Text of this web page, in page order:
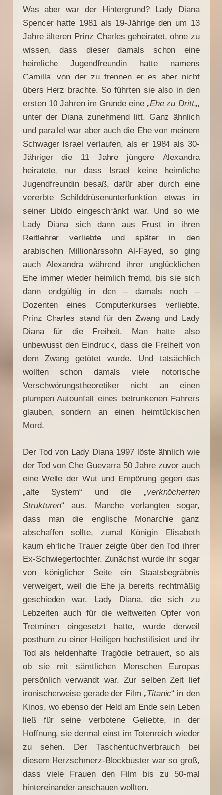
Was aber war der Hintergrund? Lady Diana
Spencer hatte 1981 als 19-Jährige den um 13
Jahre älteren Prinz Charles geheiratet, ohne zu
wissen, dass dieser damals schon eine
heimliche Jugendfreundin hatte namens
Camilla, von der zu trennen er es aber nicht
übers Herz brachte. So führten sie also in den
ersten 10 Jahren im Grunde eine „Ehe zu Dritt„,
unter der Diana zunehmend litt. Ganz ähnlich
und parallel war aber auch die Ehe von meinem
Schwager Israel verlaufen, als er 1984 als 30-
Jähriger die 11 Jahre jüngere Alexandra
heiratete, nur dass Israel keine heimliche
Jugendfreundin besaß, dafür aber durch eine
vererbte Schilddrüsenunterfunktion etwas in
seiner Libido eingeschränkt war. Und so wie
Lady Diana sich dann aus Frust in ihren
Reitlehrer verliebte und später in den
arabischen Millionärssohn Al-Fayed, so ging
auch Alexandra während ihrer unglücklichen
Ehe immer wieder heimlich fremd, bis sie sich
dann endgültig in den – damals noch –
Dozenten eines Computerkurses verliebte.
Prinz Charles stand für den Zwang und Lady
Diana für die Freiheit. Man hatte also
unbewusst den Eindruck, dass die Freiheit von
dem Zwang getötet wurde. Und tatsächlich
wollten schon damals viele notorische
Verschwörungstheoretiker nicht an einen
plumpen Autounfall eines betrunkenen Fahrers
glauben, sondern an einen heimtückischen
Mord.
Der Tod von Lady Diana 1997 löste ähnlich wie
der Tod von Che Guevarra 50 Jahre zuvor auch
eine Welle der Wut und Empörung gegen das
„alte System“ und die „verknöcherten
Strukturen“ aus. Manche verlangten sogar,
dass man die englische Monarchie ganz
abschaffen sollte, zumal Königin Elisabeth
kaum ehrliche Trauer zeigte über den Tod ihrer
Ex-Schwiegertochter. Zunächst wurde ihr sogar
von königlicher Seite ein Staatsbegräbnis
verweigert, weil die Ehe ja bereits rechtmäßig
geschieden war. Lady Diana, die sich zu
Lebzeiten auch für die weltweiten Opfer von
Tretminen eingesetzt hatte, wurde derweil
posthum zu einer Heiligen hochstilisiert und ihr
Tod als heldenhafte Tragödie betrauert, so als
ob sie mit sämtlichen Menschen Europas
persönlich verwandt war. Zur selben Zeit lief
ironischerweise gerade der Film „Titanic“ in den
Kinos, wo ebenso der Held am Ende sein Leben
ließ für seine verbotene Geliebte, in der
Hoffnung, sie dermal einst im Totenreich wieder
zu sehen. Der Taschentuchverbrauch bei
diesem Herzschmerz-Blockbuster war so groß,
dass viele Frauen den Film bis zu 50-mal
hintereinander anschauen wollten.